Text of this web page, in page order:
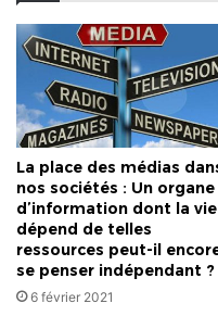
La place des médias
nos sociétés : Un organe
d’information dont la vie
dépend de telles
ressources peut-il
se penser indépendant ?
6 février 2021